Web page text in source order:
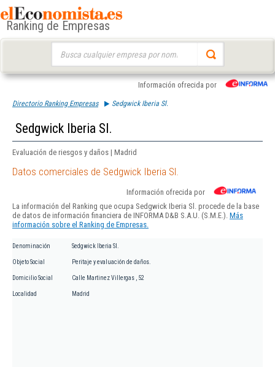
Ranking de Empresas
Información ofrecida por
Directorio Ranking Empresas Sedgwick Iberia Sl.
Sedgwick Iberia Sl.
Evaluación de riesgos y daños | Madrid
Datos comerciales de Sedgwick Iberia Sl.
Información ofrecida por
La información del Ranking que ocupa Sedgwick Iberia Sl. procede de la base
de datos de información financiera de INFORMA D&B S.A.U. (S.M.E.). Más
información sobre el Ranking de Empresas.
Denominación Sedgwick Iberia Sl.
Objeto Social Peritaje y evaluación de daños.
Domicilio Social Calle Martinez Villergas , 52
Localidad Madrid